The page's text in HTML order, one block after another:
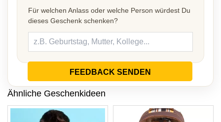
Für welchen Anlass oder welche Person würdest Du
dieses Geschenk schenken?
FEEDBACK SENDEN
Ähnliche Geschenkideen